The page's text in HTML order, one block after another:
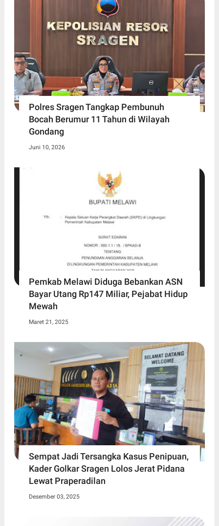
Polres Sragen Tangkap Pembunuh
Bocah Berumur 11 Tahun di Wilayah
Gondang
Juni 10, 2026
Pemkab Melawi Diduga Bebankan ASN
Bayar Utang Rp147 Miliar, Pejabat Hidup
Mewah
Maret 21, 2025
Sempat Jadi Tersangka Kasus Penipuan,
Kader Golkar Sragen Lolos Jerat Pidana
Lewat Praperadilan
Desember 03, 2025